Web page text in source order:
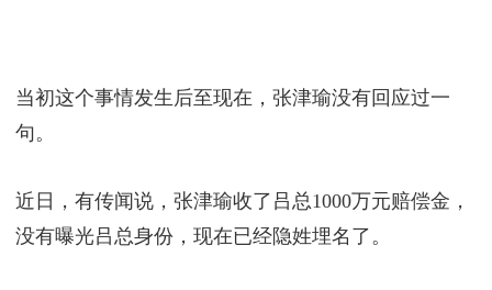
结果就是‬张津瑜被训练的‬非常‬配合‬，心甘情愿‬迎合‬吕
总的很多想法‬，包括他的床上‬偏好（甚至‬有点‬变态的